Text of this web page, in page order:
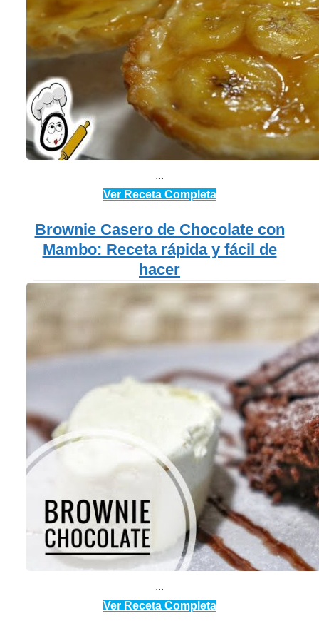
...
Ver Receta Completa
Brownie Casero de Chocolate con
Mambo: Receta rápida y fácil de
hacer
...
Ver Receta Completa